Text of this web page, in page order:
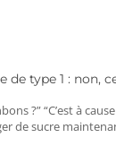
de type 1 : non,
?” “C’est à
de sucre